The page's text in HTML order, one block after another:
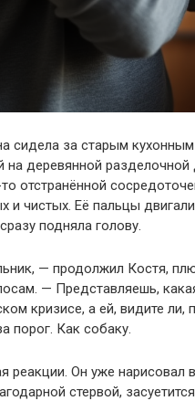
сидела за старым
на деревянной
отстранённой
и чистых. Её пальцы
подняла голову.
— продолжил Костя,
— Представляешь,
кризисе, а ей, видите
порог. Как собаку.
реакции. Он уже нарисовал
стервой,